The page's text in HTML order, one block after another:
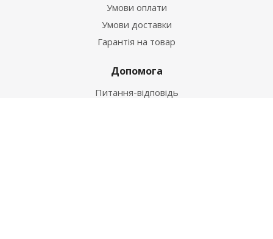
Умови оплати
Умови доставки
Гарантія на товар
Допомога
Питання-відповідь